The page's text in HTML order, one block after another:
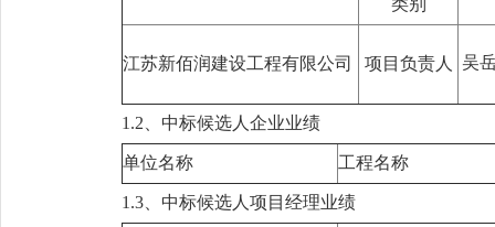
类别
江苏新佰润建设工程有限公司 项目负责人 吴
1.2、中标候选人企业业绩
单位名称 工程名称
1.3、中标候选人项目经理业绩